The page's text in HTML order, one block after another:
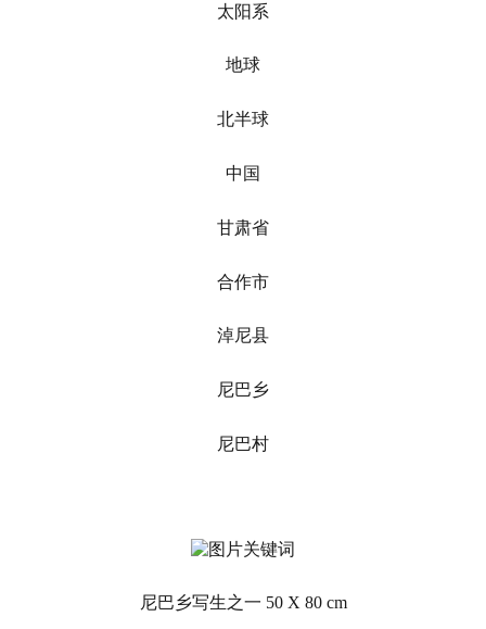
太阳系
地球
北半球
中国
甘肃省
合作市
淖尼县
尼巴乡
尼巴村
尼巴乡写生之一 50 X 80 cm